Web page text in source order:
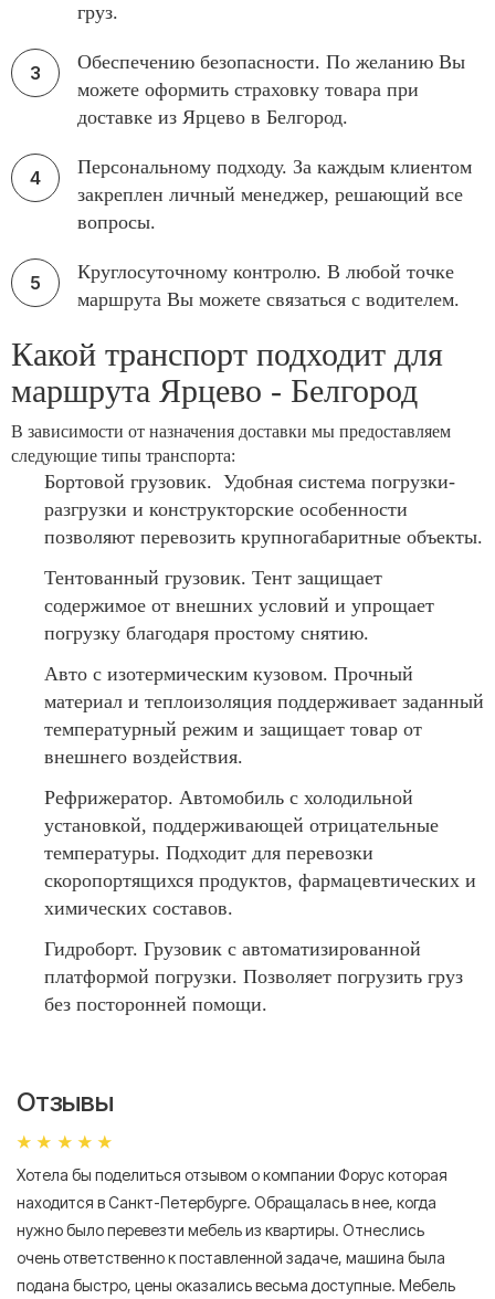
груз.
Обеспечению безопасности. По желанию Вы
можете оформить страховку товара при
доставке из Ярцево в Белгород.
Персональному подходу. За каждым клиентом
закреплен личный менеджер, решающий все
вопросы.
Круглосуточному контролю. В любой точке
маршрута Вы можете связаться с водителем.
Какой транспорт подходит для
маршрута Ярцево - Белгород
В зависимости от назначения доставки мы предоставляем
следующие типы транспорта:
Бортовой грузовик. Удобная система погрузки-
разгрузки и конструкторские особенности
позволяют перевозить крупногабаритные объекты.
Тентованный грузовик. Тент защищает
содержимое от внешних условий и упрощает
погрузку благодаря простому снятию.
Авто с изотермическим кузовом. Прочный
материал и теплоизоляция поддерживает заданный
температурный режим и защищает товар от
внешнего воздействия.
Рефрижератор. Автомобиль с холодильной
установкой, поддерживающей отрицательные
температуры. Подходит для перевозки
скоропортящихся продуктов, фармацевтических и
химических составов.
Гидроборт. Грузовик с автоматизированной
платформой погрузки. Позволяет погрузить груз
без посторонней помощи.
Отзывы
Хотела бы поделиться отзывом о компании Форус которая
находится в Санкт-Петербурге. Обращалась в нее, когда
нужно было перевезти мебель из квартиры. Отнеслись
очень ответственно к поставленной задаче, машина была
подана быстро, цены оказались весьма доступные. Мебель